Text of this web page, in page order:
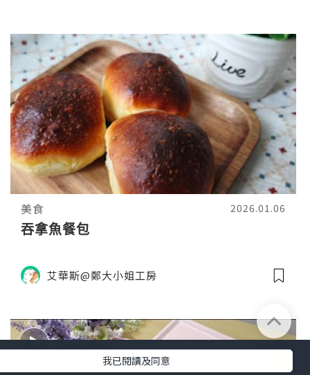
美食 2026.01.06
吞拿魚餐包
艾華斯@鄭大小姐工房
我已閱讀及同意